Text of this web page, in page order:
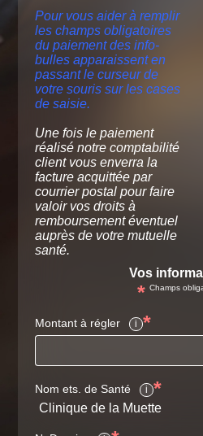
Pour vous aider à remplir
les champs obligatoires
du paiement des info-
bulles apparaissent en
passant le curseur de
votre souris sur les cases
de saisie.
Une fois le paiement
réalisé notre comptabilité
client vous enverra la
facture acquittée par
courrier postal pour faire
valoir vos droits à
remboursement éventuel
auprès de votre mutuelle
santé.
Vos
* Champs
Montant à régler i *
Nom ets. de Santé i *
Clinique de la Muette